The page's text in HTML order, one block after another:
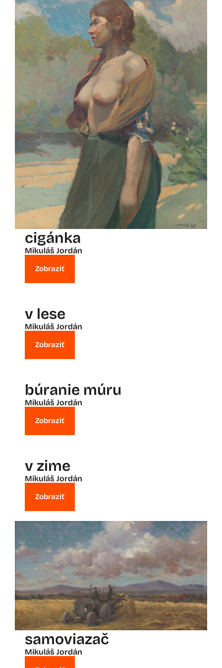
cigánka
Mikuláš Jordán
Zobraziť
v lese
Mikuláš Jordán
Zobraziť
búranie múru
Mikuláš Jordán
Zobraziť
v zime
Mikuláš Jordán
Zobraziť
samoviazač
Mikuláš Jordán